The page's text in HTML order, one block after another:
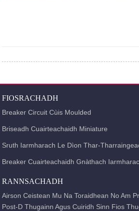
FIOSRACHADH
Breaker Circuit Cùis Moulded
Briseadh Cuairteachaidh Miniature
Sruth Iarmharach Le Dìon Thar-
Breaker Cuairteachaidh Gnàthach
RANNSACHADH
Airson Ceistean Mu Na Toraidhean No Am
Post-D Thugainn Agus Cuiridh Sinn Fios